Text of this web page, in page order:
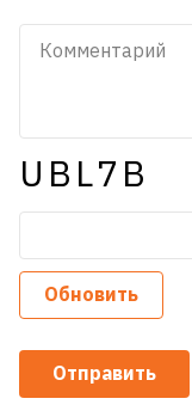
UBL7B
Обновить
Отправить